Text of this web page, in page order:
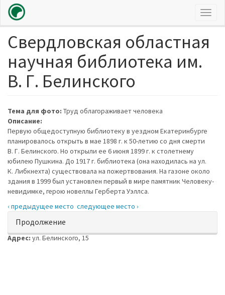
Перейти
основному
содержанию
Свердловская областная
научная библиотека им.
В. Г. Белинского
Тема для фото: Труд облагораживает человека
Описание:
Первую общедоступную библиотеку в уездном Екатеринбурге
планировалось открыть в мае 1898 г. к 50-летию со дня смерти
В. Г. Белинского. Но открыли ее 6 июня 1899 г. к столетнему
юбилею Пушкина. До 1917 г. библиотека (она находилась на ул.
К. Либкнехта) существовала на пожертвования. На газоне около
здания в 1999 был установлен первый в мире памятник Человеку-
невидимке, герою новеллы Герберта Уэллса.
‹ предыдущее место следующее место ›
Показать
Продолжение
Адрес:ул. Белинского, 15